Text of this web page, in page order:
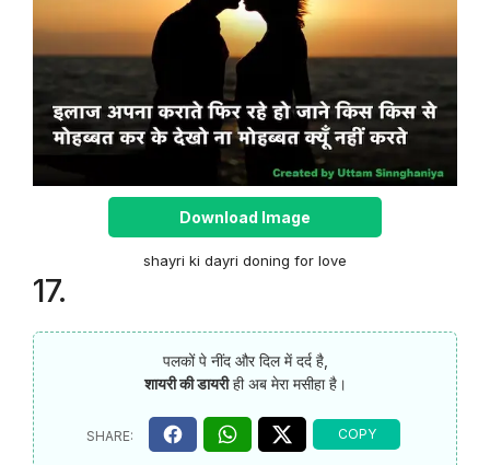
Download Image
shayri ki dayri doning for love
17.
पलकों पे नींद और दिल में दर्द है,
शायरी की डायरीही अब मेरा मसीहा है।